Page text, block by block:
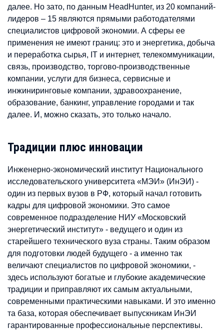
далее. Но зато, по данным HeadHunter, из 20 компаний-
лидеров – 15 являются прямыми работодателями
специалистов цифровой экономии. А сферы ее
применения не имеют границ: это и энергетика, добыча
и переработка сырья, IT и интернет, телекоммуникации,
связь, производство, торгово-производственные
компании, услуги для бизнеса, сервисные и
инжиниринговые компании, здравоохранение,
образование, банкинг, управление городами и так
далее. И, можно сказать, это только начало.
Традиции плюс инновации
Инженерно-экономический институт Национального
исследовательского университета «МЭИ» (ИнЭИ) -
один из первых вузов в РФ, который начал готовить
кадры для цифровой экономики. Это самое
современное подразделение НИУ «Московский
энергетический институт» - ведущего и один из
старейшего технического вуза страны. Таким образом
для подготовки людей будущего - а именно так
величают специалистов по цифровой экономики, -
здесь используют богатые и глубокие академические
традиции и приправляют их самым актуальными,
современными практическими навыками. И это именно
та база, которая обеспечивает выпускникам ИнЭИ
гарантированные профессиональные перспективы.